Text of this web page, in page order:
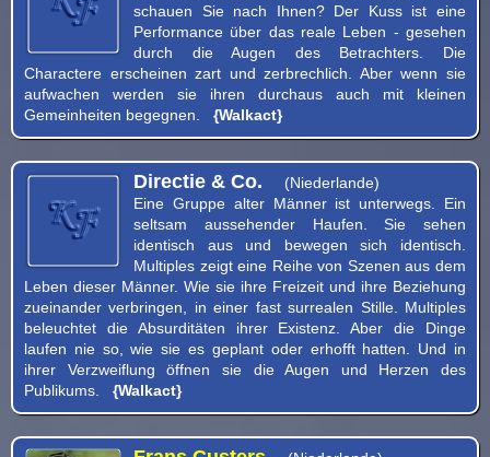
schauen Sie nach Ihnen? Der Kuss ist eine
Performance über das reale Leben - gesehen
durch die Augen des Betrachters. Die
Charactere erscheinen zart und zerbrechlich. Aber wenn sie
aufwachen werden sie ihren durchaus auch mit kleinen
Gemeinheiten begegnen. {Walkact}
Directie & Co.
(Niederlande)
Eine Gruppe alter Männer ist unterwegs. Ein
seltsam aussehender Haufen. Sie sehen
identisch aus und bewegen sich identisch.
Multiples zeigt eine Reihe von Szenen aus dem
Leben dieser Männer. Wie sie ihre Freizeit und ihre Beziehung
zueinander verbringen, in einer fast surrealen Stille. Multiples
beleuchtet die Absurditäten ihrer Existenz. Aber die Dinge
laufen nie so, wie sie es geplant oder erhofft hatten. Und in
ihrer Verzweiflung öffnen sie die Augen und Herzen des
Publikums. {Walkact}